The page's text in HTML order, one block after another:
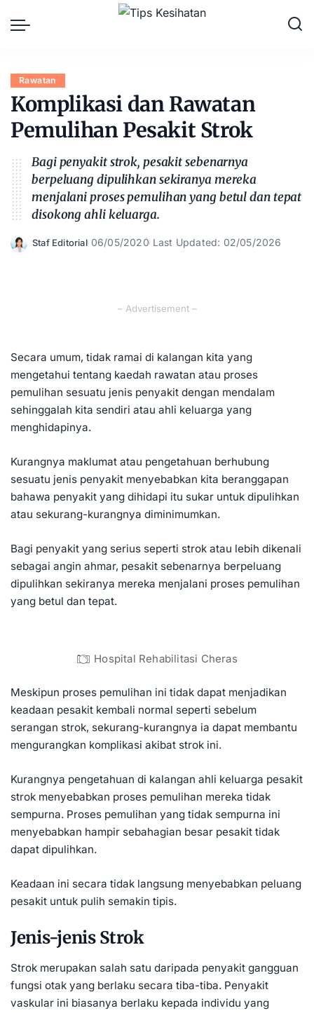
Rawatan
Komplikasi dan Rawatan
Pemulihan Pesakit Strok
Bagi penyakit strok, pesakit sebenarnya
berpeluang dipulihkan sekiranya mereka
menjalani proses pemulihan yang betul dan tepat
disokong ahli keluarga.
Posted
Staf Editorial 06/05/2020 Last Updated: 02/05/2026
– Advertisement –
Secara umum, tidak ramai di kalangan kita yang
mengetahui tentang kaedah rawatan atau proses
pemulihan sesuatu jenis penyakit dengan mendalam
sehinggalah kita sendiri atau ahli keluarga yang
menghidapinya.
Kurangnya maklumat atau pengetahuan berhubung
sesuatu jenis penyakit menyebabkan kita beranggapan
bahawa penyakit yang dihidapi itu sukar untuk dipulihkan
atau sekurang-kurangnya diminimumkan.
Bagi penyakit yang serius seperti strok atau lebih dikenali
sebagai angin ahmar, pesakit sebenarnya berpeluang
dipulihkan sekiranya mereka menjalani proses pemulihan
yang betul dan tepat.
Hospital Rehabilitasi Cheras
Meskipun proses pemulihan ini tidak dapat menjadikan
keadaan pesakit kembali normal seperti sebelum
serangan strok, sekurang-kurangnya ia dapat membantu
mengurangkan komplikasi akibat strok ini.
Kurangnya pengetahuan di kalangan ahli keluarga pesakit
strok menyebabkan proses pemulihan mereka tidak
sempurna. Proses pemulihan yang tidak sempurna ini
menyebabkan hampir sebahagian besar pesakit tidak
dapat dipulihkan.
Keadaan ini secara tidak langsung menyebabkan peluang
pesakit untuk pulih semakin tipis.
Jenis-jenis Strok
Strok merupakan salah satu daripada penyakit gangguan
fungsi otak yang berlaku secara tiba-tiba. Penyakit
vaskular ini biasanya berlaku kepada individu yang